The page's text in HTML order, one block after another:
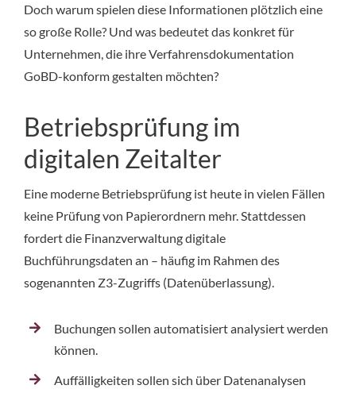
Doch warum spielen diese Informationen plötzlich eine
so große Rolle? Und was bedeutet das konkret für
Unternehmen, die ihre Verfahrensdokumentation
GoBD-konform gestalten möchten?
Betriebsprüfung im
digitalen Zeitalter
Eine moderne Betriebsprüfung ist heute in vielen Fällen
keine Prüfung von Papierordnern mehr. Stattdessen
fordert die Finanzverwaltung digitale
Buchführungsdaten an – häufig im Rahmen des
sogenannten Z3-Zugriffs (Datenüberlassung).
Buchungen sollen automatisiert analysiert werden
können.
Auffälligkeiten sollen sich über Datenanalysen